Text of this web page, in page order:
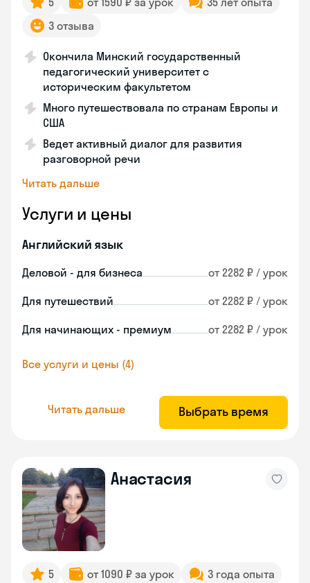
3 отзыва
Окончила Минский государственный
педагогический университет с
историческим факультетом
Много путешествовала по странам Европы и
США
Ведет активный диалог для развития
разговорной речи
Читать дальше
Услуги и цены
Английский язык
Деловой - для бизнеса от 2282 ₽ / урок
Для путешествий от 2282 ₽ / урок
Для начинающих - премиум от 2282 ₽ / урок
Все услуги и цены (4)
Читать дальше Выбрать время
Анастасия
5 от 1090 ₽ за урок
3 года опыта